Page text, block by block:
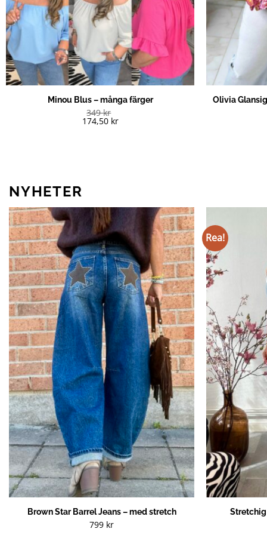
Minou Blus – många färger
349kr
174,50 kr
Olivia
NYHETER
Brown Star Barrel Jeans – med stretch
799 kr
Rea!